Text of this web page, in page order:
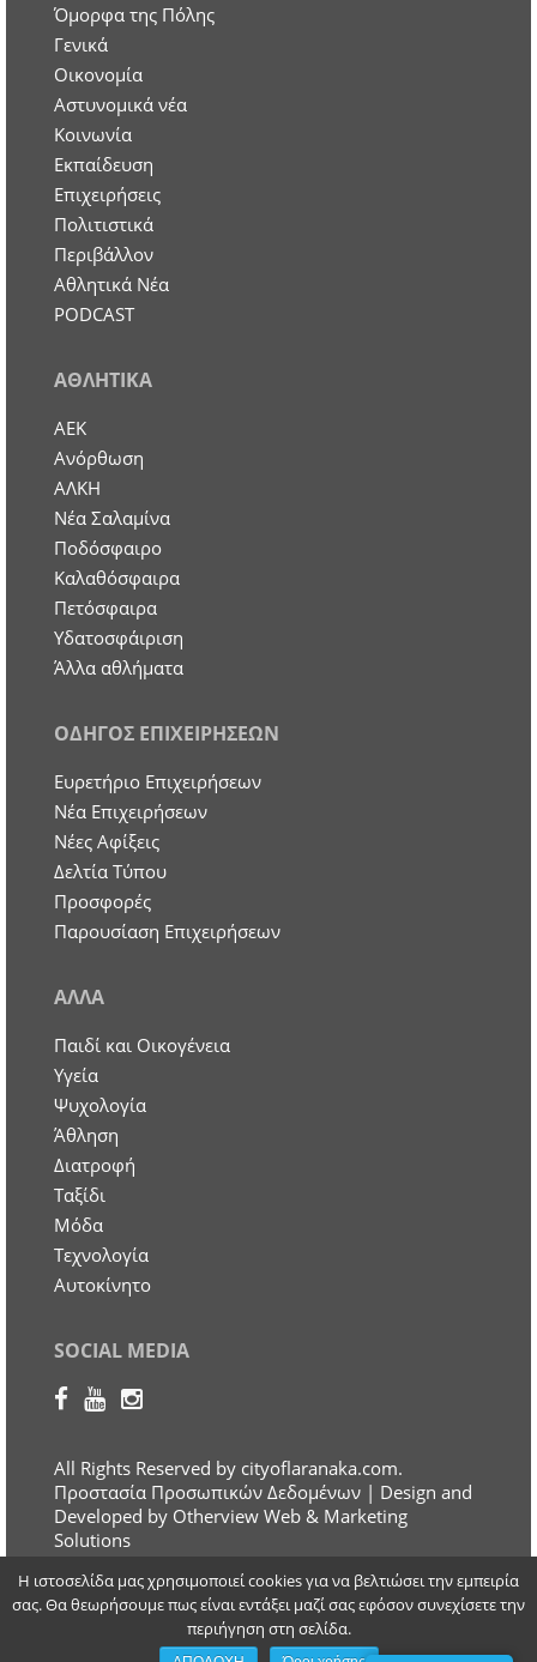
Όμορφα της Πόλης
Γενικά
Οικονομία
Aστυνομικά νέα
Κοινωνία
Εκπαίδευση
Επιχειρήσεις
Πολιτιστικά
Περιβάλλον
Αθλητικά Νέα
PODCAST
ΑΘΛΗΤΙΚΑ
ΑΕΚ
Ανόρθωση
ΑΛΚΗ
Νέα Σαλαμίνα
Ποδόσφαιρο
Καλαθόσφαιρα
Πετόσφαιρα
Υδατοσφάιριση
Άλλα αθλήματα
ΟΔΗΓΟΣ ΕΠΙΧΕΙΡΗΣΕΩΝ
Ευρετήριο Επιχειρήσεων
Nέα Επιχειρήσεων
Νέες Αφίξεις
Δελτία Τύπου
Προσφορές
Παρουσίαση Επιχειρήσεων
ΑΛΛΑ
Παιδί και Οικογένεια
Υγεία
Ψυχολογία
Άθληση
Διατροφή
Ταξίδι
Μόδα
Τεχνολογία
Αυτοκίνητο
SOCIAL MEDIA
All Rights Reserved by cityoflaranaka.com.
Προστασία Προσωπικών Δεδομένων | Design and
Developed by Otherview Web & Marketing
Solutions
Η ιστοσελίδα μας χρησιμοποιεί cookies για να βελτιώσει την εμπειρία
σας. Θα θεωρήσουμε πως είναι εντάξει μαζί σας εφόσον συνεχίσετε την
περιήγηση στη σελίδα.